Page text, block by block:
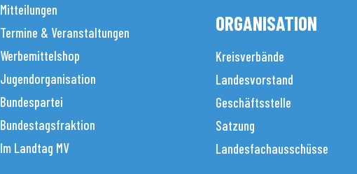
Mitteilungen
Termine & Veranstaltungen
Werbemittelshop
Jugendorganisation
Bundespartei
Bundestagsfraktion
Im Landtag MV
ORGANISATION
Kreisverbände
Landesvorstand
Geschäftsstelle
Satzung
Landesfachausschüsse